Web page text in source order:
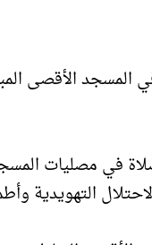
المسجد الأقصى
في مصليات
التهويدية